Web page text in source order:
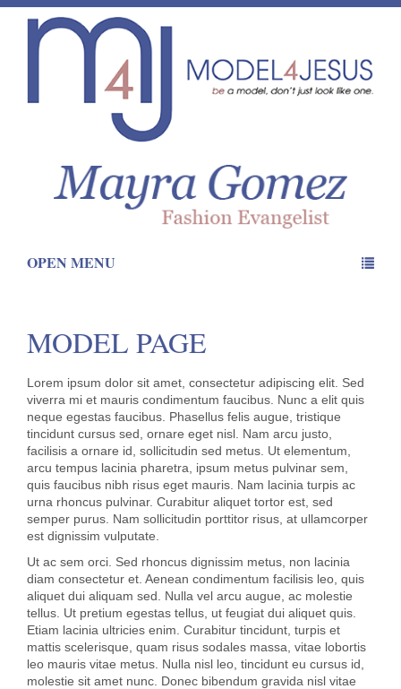
OPEN MENU
MODEL PAGE
Lorem ipsum dolor sit amet, consectetur adipiscing elit. Sed
viverra mi et mauris condimentum faucibus. Nunc a elit quis
neque egestas faucibus. Phasellus felis augue, tristique
tincidunt cursus sed, ornare eget nisl. Nam arcu justo,
facilisis a ornare id, sollicitudin sed metus. Ut elementum,
arcu tempus lacinia pharetra, ipsum metus pulvinar sem,
quis faucibus nibh risus eget mauris. Nam lacinia turpis ac
urna rhoncus pulvinar. Curabitur aliquet tortor est, sed
semper purus. Nam sollicitudin porttitor risus, at ullamcorper
est dignissim vulputate.
Ut ac sem orci. Sed rhoncus dignissim metus, non lacinia
diam consectetur et. Aenean condimentum facilisis leo, quis
aliquet dui aliquam sed. Nulla vel arcu augue, ac molestie
tellus. Ut pretium egestas tellus, ut feugiat dui aliquet quis.
Etiam lacinia ultricies enim. Curabitur tincidunt, turpis et
mattis scelerisque, quam risus sodales massa, vitae lobortis
leo mauris vitae metus. Nulla nisl leo, tincidunt eu cursus id,
molestie sit amet nunc. Donec bibendum gravida nisl vitae